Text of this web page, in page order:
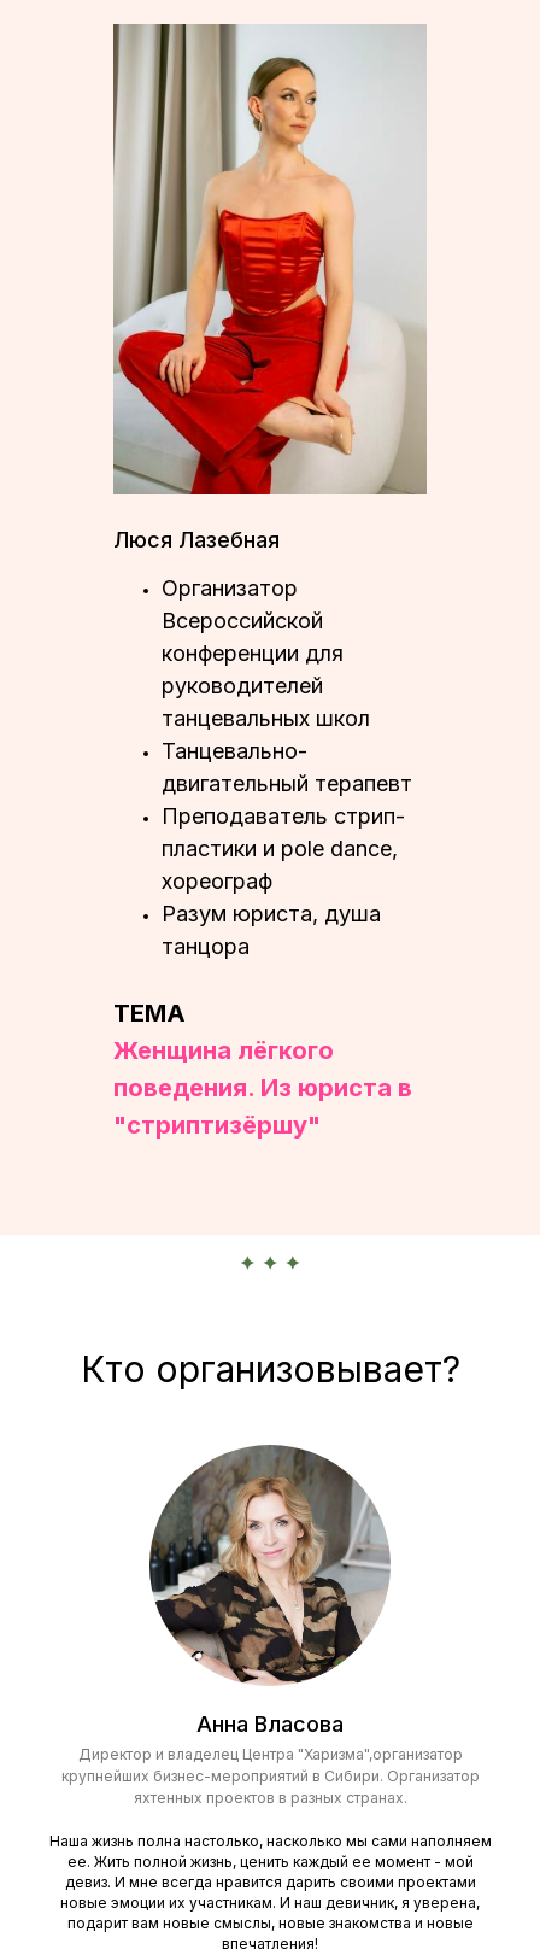
Люся Лазебная
Организатор
Всероссийской
конференции для
руководителей
танцевальных школ
⁠Танцевально-
двигательный терапевт
⁠Преподаватель стрип-
пластики и pole dance,
хореограф
⁠Разум юриста, душа
танцора
ТЕМА
Женщина лёгкого
поведения. Из юриста в
"стриптизёршу"
Кто организовывает?
Анна Власова
Директор и владелец Центра "Харизма",организатор
крупнейших бизнес-мероприятий в Сибири. Организатор
яхтенных проектов в разных странах.
Наша жизнь полна настолько, насколько мы сами наполняем
ее. Жить полной жизнь, ценить каждый ее момент - мой
девиз. И мне всегда нравится дарить своими проектами
новые эмоции их участникам. И наш девичник, я уверена,
подарит вам новые смыслы, новые знакомства и новые
впечатления!